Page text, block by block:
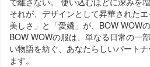
それが、デザインとして昇華された
美しさ」と「愛嬌」が、BOW WOW
BOW WOWの服は、単なる日常の一
い物語を紡ぐ、あなたらしいパート
ます。